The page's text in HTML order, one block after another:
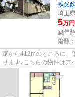
秩父
埼玉県
5万円
築年
階数
家から412mのところに、
ります♪こちらの物件はア
載のメゾン湊♪できるだけ